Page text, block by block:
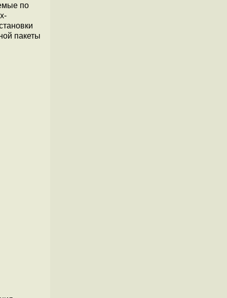
по
пакеты